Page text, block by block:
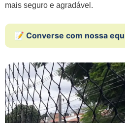
mais seguro e agradável.
📝 Converse com nossa